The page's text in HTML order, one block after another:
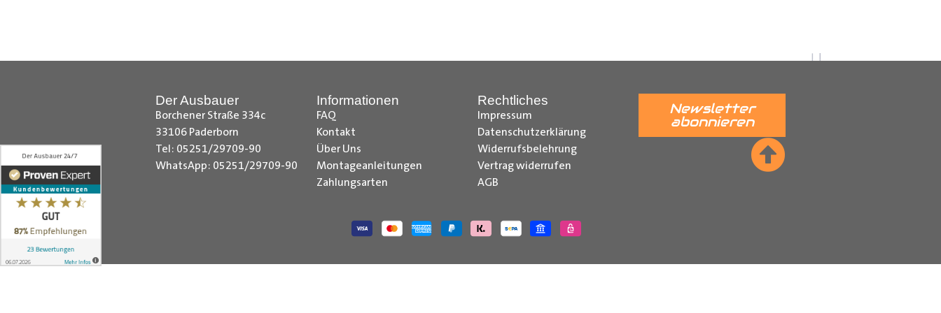
__________________________________________________________________________________
Der Ausbauer
Borchener Straße 334c
33106 Paderborn
Tel: 05251/29709-90
WhatsApp: 05251/29709-90
Informationen
FAQ
Kontakt
Über Uns
Montageanleitungen
Zahlungsarten
Rechtliches
Impressum
Datenschutzerklärung
Widerrufsbelehrung
Vertrag widerrufen
AGB
Newsletter
abonnieren